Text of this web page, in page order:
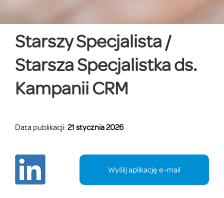
Starszy Specjalista /
Starsza Specjalistka ds.
Kampanii CRM
Data publikacji: 21 stycznia 2026
Wyślij aplikację e-mail